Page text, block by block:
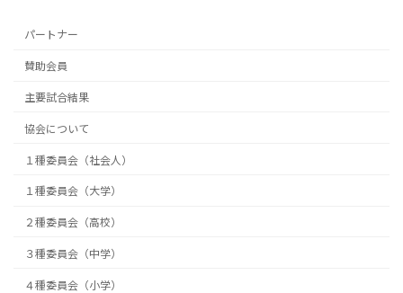
パートナー
賛助会員
主要試合結果
協会について
１種委員会（社会人）
１種委員会（大学）
２種委員会（高校）
３種委員会（中学）
４種委員会（小学）